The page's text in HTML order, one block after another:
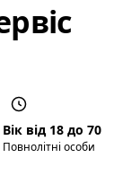
Вік від 18 до 70
Повнолітні особи